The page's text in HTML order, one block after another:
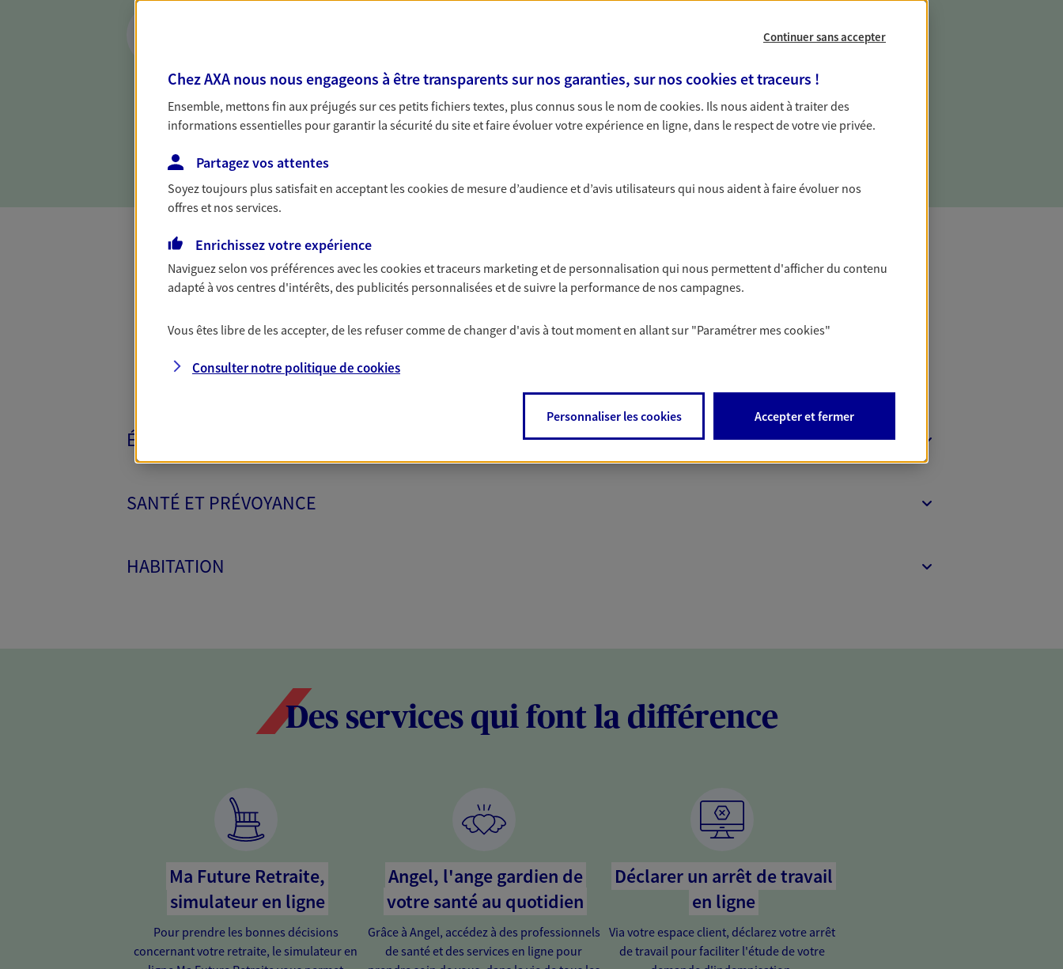
Parce qu'avant de définir une stratégie, il est nécessaire
d'établir un bon diagnostic, nous vous accompagnons pour
dresser un bilan complet de votre situation. Une analyse
solide pour vous formuler des conseils cohérents avec vos
Nous sommes à votre écoute pour vous proposer des
solutions assurantielles couvrant les risques liés à votre
activité, mais aussi les risques liés à votre vie privée. Un seul
interlocuteur pour tous vos besoins, ça change tout.
Toutes nos solutions AXA Épargne et Protection
ÉPARGNE ET RETRAITE
SANTÉ ET PRÉVOYANCE
HABITATION
Des services qui font la différence
Ma Future Retraite,
simulateur en ligne
Pour prendre les bonnes décisions
concernant votre retraite, le simulateur en
Angel, l'ange gardien de
votre santé au quotidien
Grâce à Angel, accédez à des professionnels
de santé et des services en ligne pour
Déclarer un arrêt de travail
en ligne
Via votre espace client, déclarez votre arrêt
de travail pour faciliter l'étude de votre
Continuer sans accepter
Chez AXA nous nous engageons à être transparents sur nos garanties, sur nos cookies et traceurs !
Ensemble, mettons fin aux préjugés sur ces petits fichiers textes, plus connus sous le nom decookies. Ils nous aident à traiter des
informations essentielles pour garantir la sécurité du site et faire évoluer votre expérience en ligne, dans le respect de votre vie privée.
Partagez vos attentes
Soyez toujours plus satisfait en acceptant lescookiesde mesure d’audience et d’avis utilisateurs qui nous aident à faire évoluer nos
offres et nos services.
Enrichissez votre expérience
Naviguez selon vos préférences avec lescookies et traceurs marketing et de personnalisation qui nous permettent d'afficher du contenu
adapté à vos centres d'intérêts, des publicités personnalisées et de suivre la performance de nos campagnes.
Vous êtes libre de les accepter, de les refuser comme de changer d'avis à tout moment en allant sur "Paramétrer mescookies"
Consulter notre politique decookies
Personnaliser les cookies Accepter et fermer